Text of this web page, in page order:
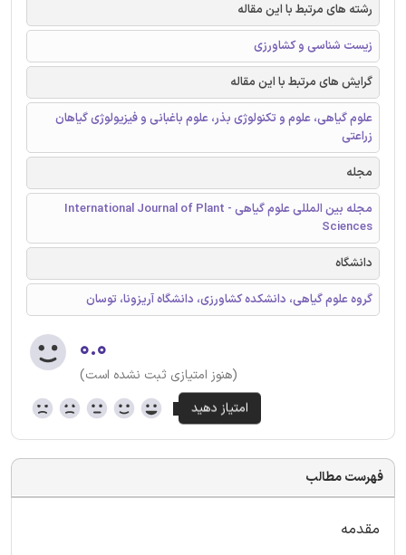
رشته های مرتبط با این مقاله
زیست شناسی و کشاورزی
گرایش های مرتبط با این مقاله
علوم گیاهی، علوم و تکنولوژی بذر، علوم باغبانی و فیزیولوژی گیاهان
زراعتی
مجله
مجله بین المللی علوم گیاهی - International Journal of Plant
Sciences
دانشگاه
گروه علوم گیاهی، دانشکده کشاورزی، دانشگاه آریزونا، توسان
۰.۰
(هنوز امتیازی ثبت نشده است)
فهرست مطالب
مقدمه